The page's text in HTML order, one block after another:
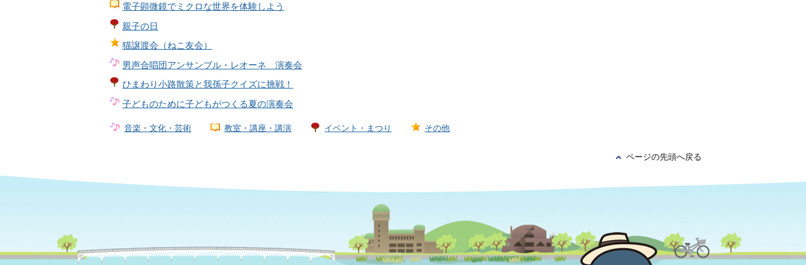
電子顕微鏡でミクロな世界を体験しよう
親子の日
猫譲渡会（ねこ友会）
男声合唱団アンサンブル・レオーネ 演奏会
ひまわり小路散策と我孫子クイズに挑戦！
子どものために子どもがつくる夏の演奏会
音楽・文化・芸術 教室・講座・講演 イベント・まつり その他
ページの先頭へ戻る